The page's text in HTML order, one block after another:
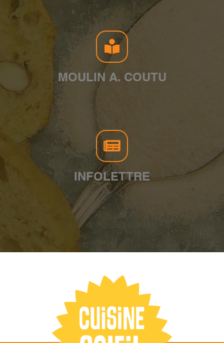
MOULIN A. COUTU
INFOLETTRE